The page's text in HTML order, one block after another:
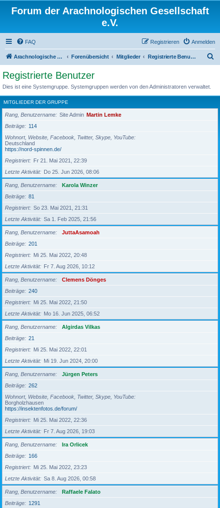
Forum der Arachnologischen Gesellschaft
e.V.
FAQ Anmelden
Registrieren
Arachnologische Gesellschaft e. V. Forenübersicht Mitglieder Registrierte Benutzer
Registrierte Benutzer
Dies ist eine Systemgruppe. Systemgruppen werden von den Administratoren verwaltet.
MITGLIEDER DER GRUPPE
Rang, Benutzername Site Admin Martin Lemke
Beiträge
114
Wohnort, Website, Facebook, Twitter, Skype, YouTube
Deutschland
https://nord-spinnen.de/
Registriert
Fr 21. Mai 2021, 22:39
Letzte Aktivität
Do 25. Jun 2026, 08:06
Rang, Benutzername
Karola Winzer
Beiträge
81
Registriert
So 23. Mai 2021, 21:31
Letzte Aktivität
Sa 1. Feb 2025, 21:56
Rang, Benutzername
JuttaAsamoah
Beiträge
201
Registriert
Mi 25. Mai 2022, 20:48
Letzte Aktivität
Fr 7. Aug 2026, 10:12
Rang, Benutzername
Clemens Dönges
Beiträge
240
Registriert
Mi 25. Mai 2022, 21:50
Letzte Aktivität
Mo 16. Jun 2025, 06:52
Rang, Benutzername
Algirdas Vilkas
Beiträge
21
Registriert
Mi 25. Mai 2022, 22:01
Letzte Aktivität
Mi 19. Jun 2024, 20:00
Rang, Benutzername
Jürgen Peters
Beiträge
262
Wohnort, Website, Facebook, Twitter, Skype, YouTube
Borgholzhausen
https://insektenfotos.de/forum/
Registriert
Mi 25. Mai 2022, 22:36
Letzte Aktivität
Fr 7. Aug 2026, 19:03
Rang, Benutzername
Ira Orlicek
Beiträge
166
Registriert
Mi 25. Mai 2022, 23:23
Letzte Aktivität
Sa 8. Aug 2026, 00:58
Rang, Benutzername
Raffaele Falato
Beiträge
1291